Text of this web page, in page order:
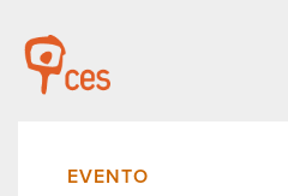
EVENTO